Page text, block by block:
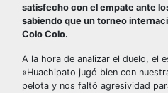
satisfecho con el empate ante
sabiendo que un torneo
Colo Colo.
A la hora de analizar el duelo, el
«Huachipato jugó bien con
pelota y nos faltó agresividad